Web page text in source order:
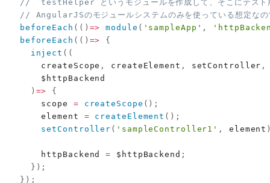
// `testHelper`というモジュールを作成して、そこにテスト
// AngularJSのモジュールシステムのみを使っている想定
beforeEach ( ( ) => module ( 'sampleApp' ,
beforeEach ( ( ) =>
{
inject ( (
createScope , createElement , setController ,
      $httpBackend
) =>
{
      scope
= createScope ( ) ;
      element
= createElement ( ) ;
setController ( 'sampleController1' , element
      httpBackend
= $httpBackend ;
} ) ;
} ) ;